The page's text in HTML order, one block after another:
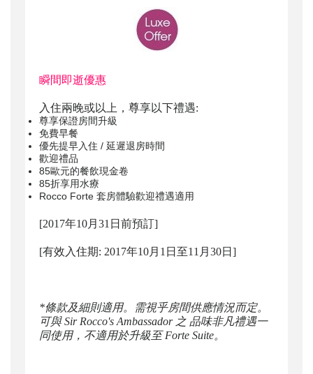
瞬間即逝優惠
入住兩晚或以上，尊享以下禮遇:
尊享保證房間升級
免費早餐
優先提早入住 / 延遲退房時間
歡迎禮品
85歐元的餐飲現金卷
85折享用水療
Rocco Forte 套房體驗歡迎禮遇適用
[2017年10月31日前預訂]
[有效入住期: 2017年10月1日至11月30日]
*條款及細則適用。需視乎房間供應情況而定。
可與 Sir Rocco's Ambassador 之 品味非凡禮遇一
同使用，不適用於升級至 Forte Suite。